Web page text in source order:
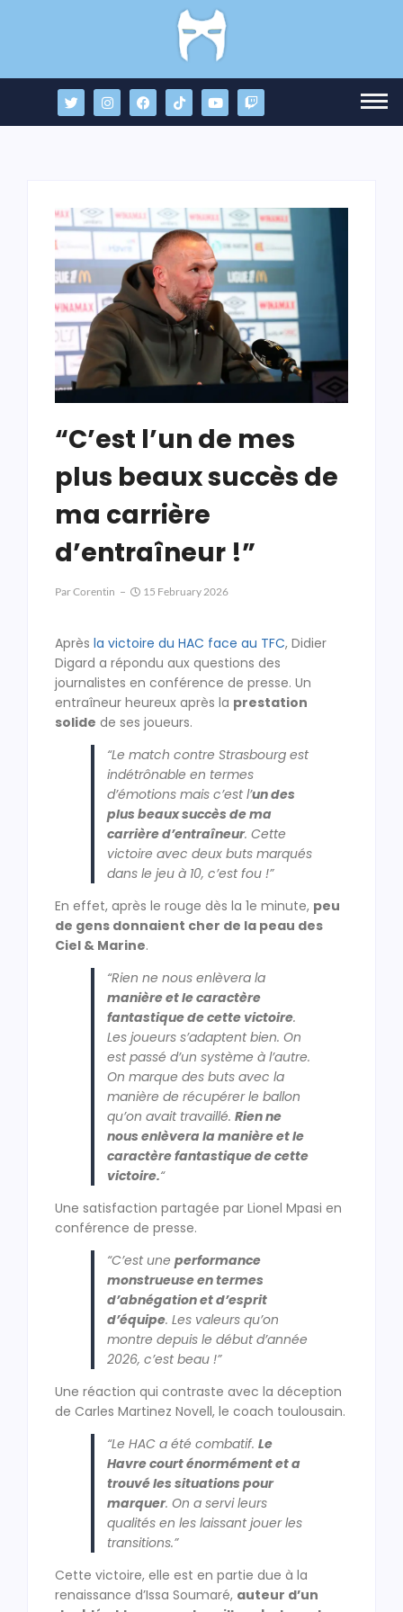
“C’est l’un de mes
plus beaux succès de
ma carrière
d’entraîneur !”
ParCorentin 15 February 2026
Après la victoire du HAC face au TFC, Didier
Digard a répondu aux questions des
journalistes en conférence de presse. Un
entraîneur heureux après la prestation
solide de ses joueurs.
“Le match contre Strasbourg est
indétrônable en termes
d’émotions mais c’est l’un des
plus beaux succès de ma
carrière d’entraîneur. Cette
victoire avec deux buts marqués
dans le jeu à 10, c’est fou !”
En effet, après le rouge dès la 1e minute, peu
de gens donnaient cher de la peau des
Ciel & Marine.
“Rien ne nous enlèvera la
manière et le caractère
fantastique de cette victoire.
Les joueurs s’adaptent bien. On
est passé d’un système à l’autre.
On marque des buts avec la
manière de récupérer le ballon
qu’on avait travaillé. Rien ne
nous enlèvera la manière et le
caractère fantastique de cette
victoire.“
Une satisfaction partagée par Lionel Mpasi en
conférence de presse.
“C’est une performance
monstrueuse en termes
d’abnégation et d’esprit
d’équipe. Les valeurs qu’on
montre depuis le début d’année
2026, c’est beau !”
Une réaction qui contraste avec la déception
de Carles Martinez Novell, le coach toulousain.
“Le HAC a été combatif. Le
Havre court énormément et a
trouvé les situations pour
marquer. On a servi leurs
qualités en les laissant jouer les
transitions.”
Cette victoire, elle est en partie due à la
renaissance d’Issa Soumaré, auteur d’un